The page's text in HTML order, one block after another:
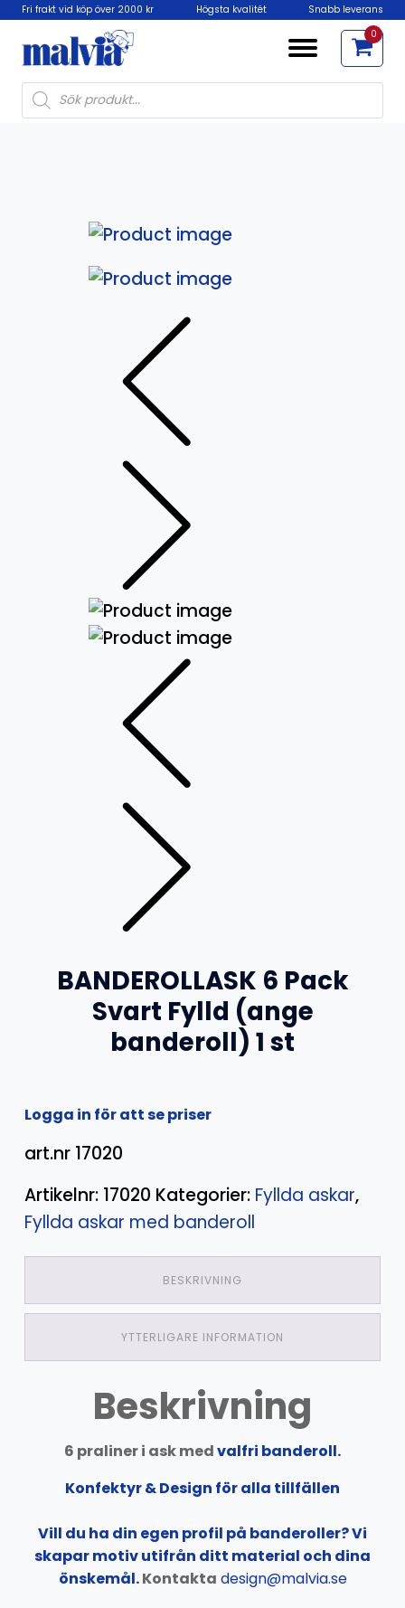
Fri frakt vid köp över 2000 kr Högsta kvalitét
Snabb leverans
0
Products
search
BANDEROLLASK 6 Pack
Svart Fylld (ange
banderoll) 1 st
Logga in för att se priser
art.nr 17020
Artikelnr: 17020 Kategorier: Fyllda askar,
Fyllda askar med banderoll
BESKRIVNING
YTTERLIGARE INFORMATION
Beskrivning
6 praliner i ask medvalfri banderoll.
Konfektyr & Design för alla tillfällen
Vill du ha din egen profil på banderoller? Vi
skapar motiv utifrån ditt material och dina
önskemål.Kontakta design@malvia.se